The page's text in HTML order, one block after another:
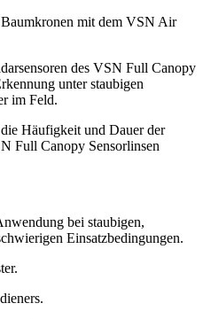
mit dem VSN Air
des VSN Full Canopy
unter staubigen
im Feld.
Häufigkeit und Dauer der
Full Canopy Sensorlinsen
bei staubigen,
Einsatzbedingungen.